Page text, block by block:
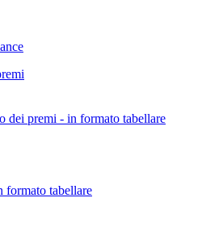
dei premi - in formato tabellare
formato tabellare